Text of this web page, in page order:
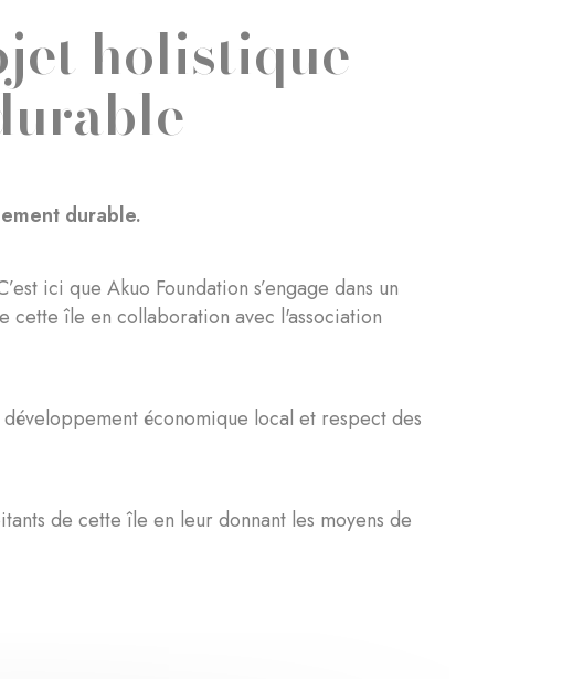
holistique
durable.
ici que Akuo Foundation s’engage dans un
île en collaboration avec l'association
économique local et respect des
de cette île en leur donnant les moyens de